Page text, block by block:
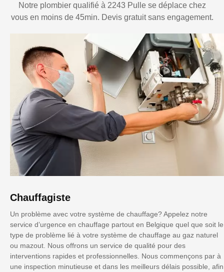
Notre plombier qualifié à 2243 Pulle se déplace chez
vous en moins de 45min. Devis gratuit sans engagement.
Chauffagiste
Un problème avec votre système de chauffage? Appelez notre
service d’urgence en chauffage partout en Belgique quel que soit le
type de problème lié à votre système de chauffage au gaz naturel
ou mazout. Nous offrons un service de qualité pour des
interventions rapides et professionnelles. Nous commençons par à
une inspection minutieuse et dans les meilleurs délais possible, afin